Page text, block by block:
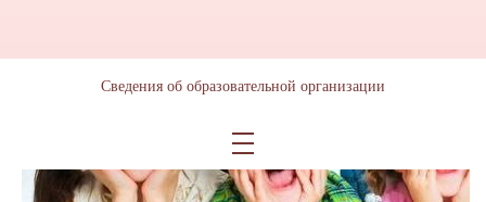
Сведения об образовательной организации